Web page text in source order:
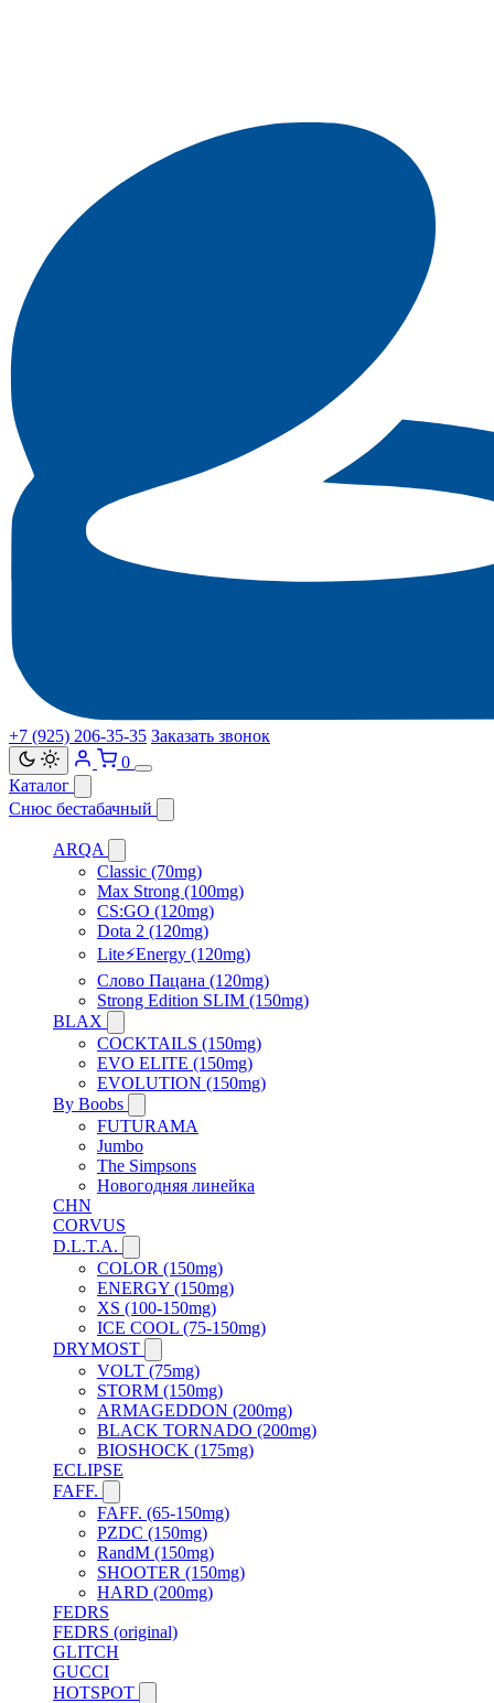
+7 (925) 206‑35‑35 Заказать звонок
0
Каталог
Снюс бестабачный
ARQA
Classic (70mg)
Max Strong (100mg)
CS:GO (120mg)
Dota 2 (120mg)
Lite⚡Energy (120mg)
Слово Пацана (120mg)
Strong Edition SLIM (150mg)
BLAX
COCKTAILS (150mg)
EVO ELITE (150mg)
EVOLUTION (150mg)
By Boobs
FUTURAMA
Jumbo
The Simpsons
Новогодняя линейка
CHN
CORVUS
D.L.T.A.
COLOR (150mg)
ENERGY (150mg)
XS (100-150mg)
ICE COOL (75-150mg)
DRYMOST
VOLT (75mg)
STORM (150mg)
ARMAGEDDON (200mg)
BLACK TORNADO (200mg)
BIOSHOCK (175mg)
ECLIPSE
FAFF.
FAFF. (65-150mg)
PZDC (150mg)
RandM (150mg)
SHOOTER (150mg)
HARD (200mg)
FEDRS
FEDRS (original)
GLITCH
GUCCI
HOTSPOT